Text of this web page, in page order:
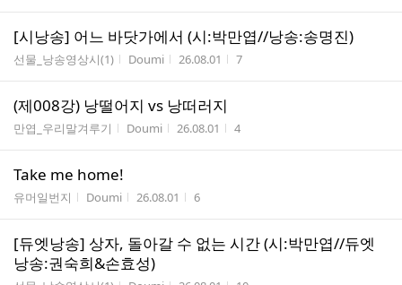
[시낭송] 어느 바닷가에서 (시:박만엽//낭송:송명진)
게시판명
선물_낭송영상시(1) 작성자
Doumi 작성시간
26.08.01 조회수
7
(제008강) 낭떨어지 vs 낭떠러지
게시판명
만엽_우리말겨루기 작성자
Doumi 작성시간
26.08.01 조회수
4
Take me home!
게시판명
유머일번지 작성자
Doumi 작성시간
26.08.01 조회수
6
[듀엣낭송] 상자, 돌아갈 수 없는 시간 (시:박만엽//듀엣
낭송:권숙희&손효성)